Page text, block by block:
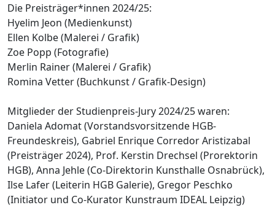
Die Preisträger*innen 2024/25:
Hyelim Jeon (Medienkunst)
Ellen Kolbe (Malerei / Grafik)
Zoe Popp (Fotografie)
Merlin Rainer (Malerei / Grafik)
Romina Vetter (Buchkunst / Grafik-Design)
Mitglieder der Studienpreis-Jury 2024/25 waren:
Daniela Adomat (Vorstandsvorsitzende HGB-
Freundeskreis), Gabriel Enrique Corredor Aristizabal
(Preisträger 2024), Prof. Kerstin Drechsel (Prorektorin
HGB), Anna Jehle (Co-Direktorin Kunsthalle Osnabrück),
Ilse Lafer (Leiterin HGB Galerie), Gregor Peschko
(Initiator und Co-Kurator Kunstraum IDEAL Leipzig)